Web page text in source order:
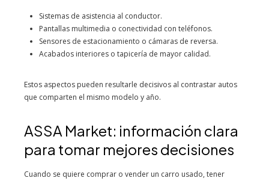
Sistemas de asistencia al conductor.
Pantallas multimedia o conectividad con teléfonos.
Sensores de estacionamiento o cámaras de reversa.
Acabados interiores o tapicería de mayor calidad.
Estos aspectos pueden resultarle decisivos al contrastar autos
que comparten el mismo modelo y año.
ASSA Market: información clara
para tomar mejores decisiones
Cuando se quiere comprar o vender un carro usado, tener